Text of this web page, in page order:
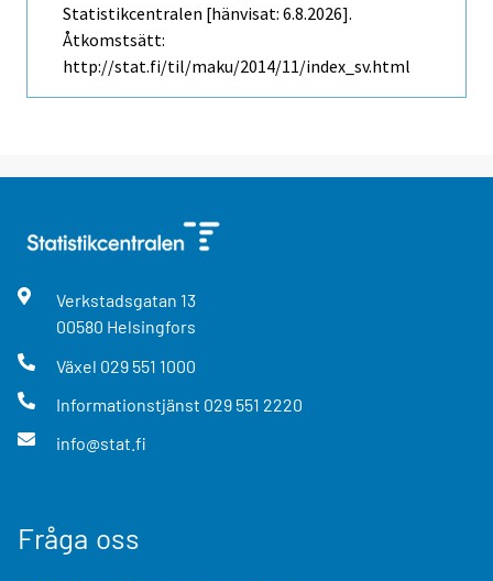
Statistikcentralen [hänvisat: 6.8.2026].
Åtkomstsätt:
http://stat.fi/til/maku/2014/11/index_sv.html
Verkstadsgatan 13
00580 Helsingfors
Växel 029 551 1000
Informationstjänst 029 551 2220
info@stat.fi
Fråga oss